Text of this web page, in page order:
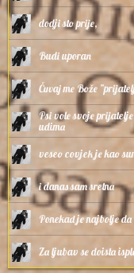
dodji sto prije,
Budi uporan
Čuvaj me Bože
Psi vole svoje
udima
veseo covjek je kao
i danas sam sretna
Ponekad je najbolje
Za ljubav se doista